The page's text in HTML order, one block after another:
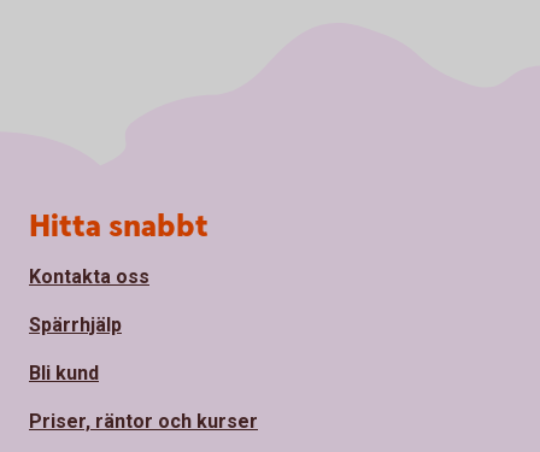
Sidfot
Hitta snabbt
Kontakta oss
Spärrhjälp
Bli kund
Priser, räntor och kurser